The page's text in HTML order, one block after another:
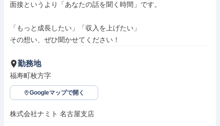
面接というより「あなたの話を聞く時間」です。
「もっと成長したい」「収入を上げたい」
その想い、ぜひ聞かせてください！
勤務地
福寿町枚方字
Googleマップで開く
株式会社ナミト 名古屋支店